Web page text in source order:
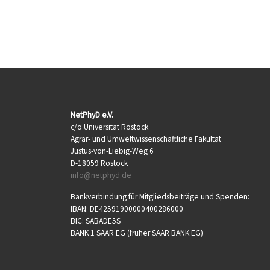
NetPhyD e.V.
c/o Universität Rostock
Agrar- und Umweltwissenschaftliche Fakultät
Justus-von-Liebig-Weg 6
D-18059 Rostock
info@netphyd.de
Bankverbindung für Mitgliedsbeiträge und Spenden:
IBAN: DE42591900000400286000
BIC: SABADE5S
BANK 1 SAAR EG (früher SAAR BANK EG)